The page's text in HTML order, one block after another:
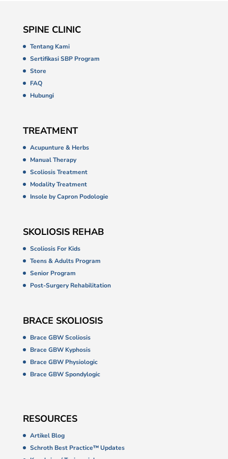
SPINE CLINIC
Tentang Kami
Sertifikasi SBP Program
Store
FAQ
Hubungi
TREATMENT
Acupunture & Herbs
Manual Therapy
Scoliosis Treatment
Modality Treatment
Insole by Capron Podologie
SKOLIOSIS REHAB
Scoliosis For Kids
Teens & Adults Program
Senior Program
Post-Surgery Rehabilitation
BRACE SKOLIOSIS
Brace GBW Scoliosis
Brace GBW Kyphosis
Brace GBW Physiologic
Brace GBW Spondylogic
RESOURCES
Artikel Blog
Schroth Best Practice™ Updates